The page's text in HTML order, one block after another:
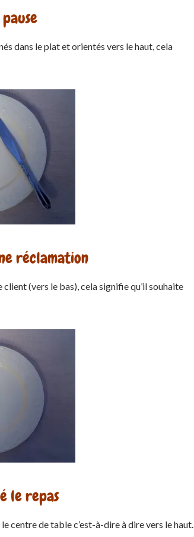
dans le plat et orientés vers le haut, cela
réclamation
(vers le bas), cela signifie qu’il souhaite
le repas
centre de table c’est-à-dire à dire vers le haut.